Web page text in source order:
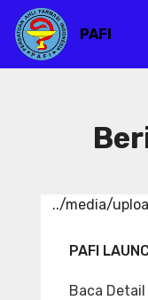
PAFI
../media/
PAFI
Baca Detail